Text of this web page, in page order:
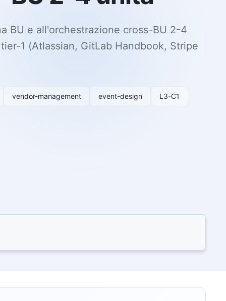
BU e all'orchestrazione cross-BU 2-4
1 (Atlassian, GitLab Handbook, Stripe
vendor-management event-design L3-C1